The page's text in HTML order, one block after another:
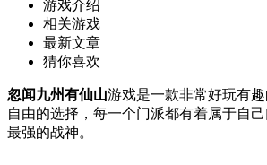
游戏介绍
相关游戏
最新文章
猜你喜欢
忽闻九州有仙山游戏是一款非常好玩有趣
自由的选择，每一个门派都有着属于自
最强的战神。